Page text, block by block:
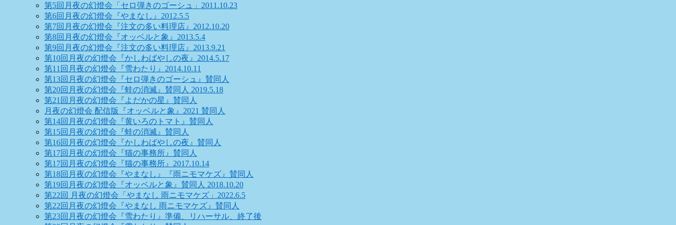
第5回月夜の幻燈会「セロ弾きのゴーシュ」2011.10.23
第6回月夜の幻燈会『やまなし』2012.5.5
第7回月夜の幻燈会『注文の多い料理店』2012.10.20
第8回月夜の幻燈会『オッベルと象』2013.5.4
第9回月夜の幻燈会『注文の多い料理店』2013.9.21
第10回月夜の幻燈会『かしわばやしの夜』2014.5.17
第11回月夜の幻燈会『雪わたり』2014.10.11
第13回月夜の幻燈会『セロ弾きのゴーシュ』賛同人
第20回月夜の幻燈会『蛙の消滅』賛同人 2019.5.18
第21回月夜の幻燈会『よだかの星』賛同人
月夜の幻燈会 配信版『オッベルと象』2021 賛同人
第14回月夜の幻燈会『黄いろのトマト』賛同人
第15回月夜の幻燈会『蛙の消滅』賛同人
第16回月夜の幻燈会『かしわばやしの夜』賛同人
第17回月夜の幻燈会『猫の事務所』賛同人
第17回月夜の幻燈会『猫の事務所』2017.10.14
第18回月夜の幻燈会『やまなし』『雨ニモマケズ』賛同人
第19回月夜の幻燈会『オッベルと象』賛同人 2018.10.20
第22回 月夜の幻燈会「やまなし 雨ニモマケズ」2022.6.5
第22回月夜の幻燈会『やまなし 雨ニモマケズ』賛同人
第23回月夜の幻燈会『雪わたり』準備、リハーサル、終了後